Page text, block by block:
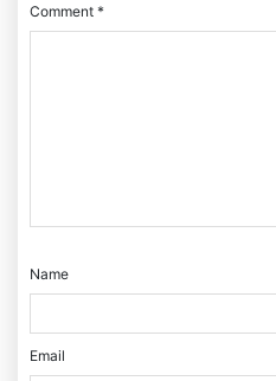
Comment *
Name
Email